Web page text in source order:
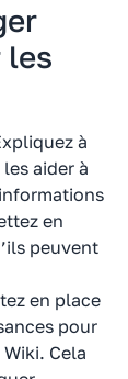
les
à
aider à
en
peuvent
en place
pour
Cela